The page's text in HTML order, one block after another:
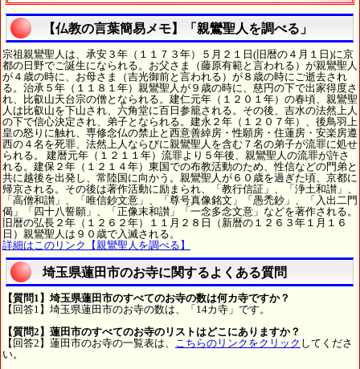
【仏教の言葉簡易メモ】「親鸞聖人を調べる」
宗祖親鸞聖人は、承安３年（１１７３年）５月２１日(旧暦の４月１日)に京
都の日野でご誕生になられる。お父さま（藤原有範と言われる）が親鸞聖人
が４歳の時に、お母さま（吉光御前と言われる）が８歳の時にご逝去され
る。治承５年（１１８１年）親鸞聖人が９歳の時に、慈円の下で出家得度さ
れ、比叡山天台宗の僧となられる。建仁元年（１２０１年）の春頃、親鸞聖
人は比叡山を下山され、六角堂に百日参籠される。その後、吉水の法然上人
の下で信心決定され、弟子となられる。建永２年（１２０７年）、後鳥羽上
皇の怒りに触れ、専修念仏の禁止と西意善綽房・性願房・住蓮房・安楽房遵
西の４名を死罪、法然上人ならびに親鸞聖人を含む７名の弟子が流罪に処せ
られる。 建暦元年（１２１１年）流罪より５年後、親鸞聖人の流罪が許さ
れる。建保２年（１２１４年）東国での布教活動のため、性信などの門弟と
共に越後を出発し、常陸国に向かう。親鸞聖人が６０歳を過ぎた頃、京都に
帰京される。その後は著作活動に励まられ、「教行信証」、「浄土和讃」、
「高僧和讃」、「唯信鈔文意」、「尊号真像銘文」「愚禿鈔」、「入出二門
偈」「四十八誓願」、「正像末和讃」「一念多念文意」などを著作される。
旧暦の弘長２年（１２６２年）１１月２８日（新暦の１２６３年１月１６
日）親鸞聖人は９０歳で入滅される。
詳細はこのリンク【親鸞聖人を調べる】
埼玉県蓮田市のお寺に関するよくある質問
【質問1】埼玉県蓮田市のすべてのお寺の数は何カ寺ですか？
【回答1】埼玉県蓮田市のお寺の数は、「14カ寺」です。
【質問2】蓮田市のすべてのお寺のリストはどこにありますか？
【回答2】蓮田市のお寺の一覧表は、
こちらのリンクをクリック してくださ
い。